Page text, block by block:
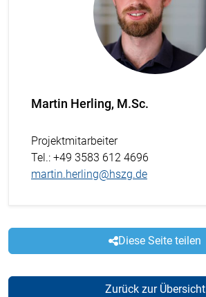
Martin Herling, M.Sc.
Projektmitarbeiter
Tel.: +49 3583 612 4696
martin.herling@hszg.de
Diese Seite teilen
Zurück zur Übersicht